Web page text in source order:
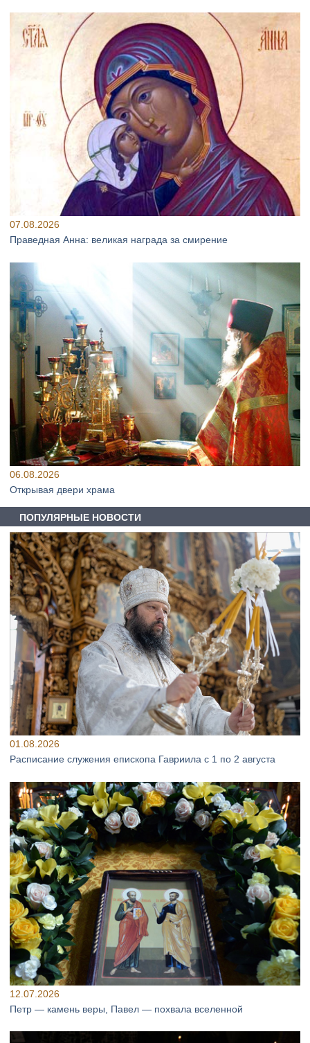
07.08.2026
Праведная Анна: великая награда за смирение
06.08.2026
Открывая двери храма
ПОПУЛЯРНЫЕ НОВОСТИ
01.08.2026
Расписание служения епископа Гавриила с 1 по 2 августа
12.07.2026
Петр — камень веры, Павел — похвала вселенной